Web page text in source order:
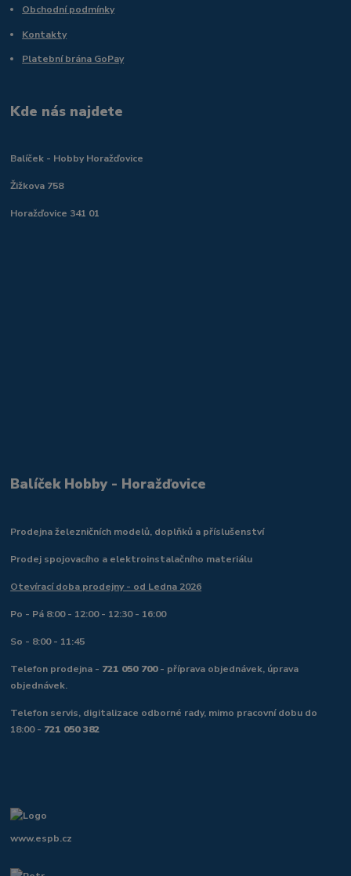
Obchodní podmínky
Kontakty
Platební brána GoPay
Kde nás najdete
Balíček - Hobby Horažďovice
Žižkova 758
Horažďovice 341 01
Balíček Hobby - Horažďovice
Prodejna železničních modelů, doplňků a příslušenství
Prodej spojovacího a elektroinstalačního materiálu
Otevírací doba prodejny - od Ledna 2026
Po - Pá 8:00 - 12:00 - 12:30 - 16:00
So - 8:00 - 11:45
Telefon prodejna - 721 050 700- příprava objednávek, úprava
objednávek.
Telefon servis, digitalizace odborné rady, mimo pracovní dobu do
18:00 - 721 050 382
www.espb.cz